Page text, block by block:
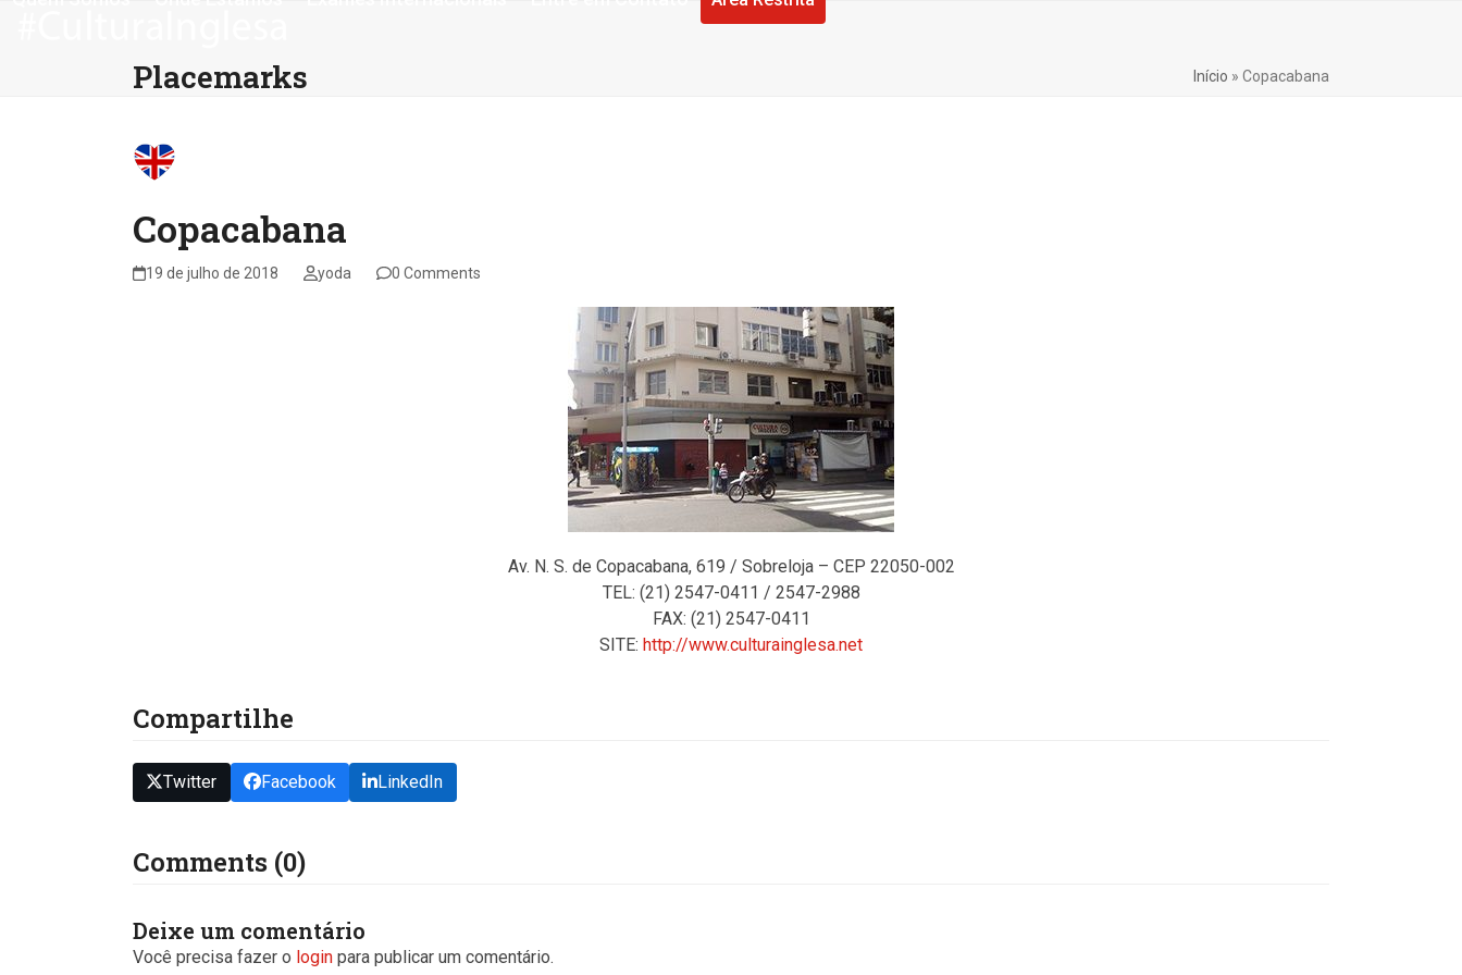
Placemarks Início » Copacabana
Copacabana
19 de julho de 2018 yoda 0 Comments
Av. N. S. de Copacabana, 619 / Sobreloja – CEP 22050-002
TEL: (21) 2547-0411 / 2547-2988
FAX: (21) 2547-0411
SITE: http://www.culturainglesa.net
Compartilhe
Twitter Facebook LinkedIn
Comments (0)
Deixe um comentário
Você precisa fazer o login para publicar um comentário.